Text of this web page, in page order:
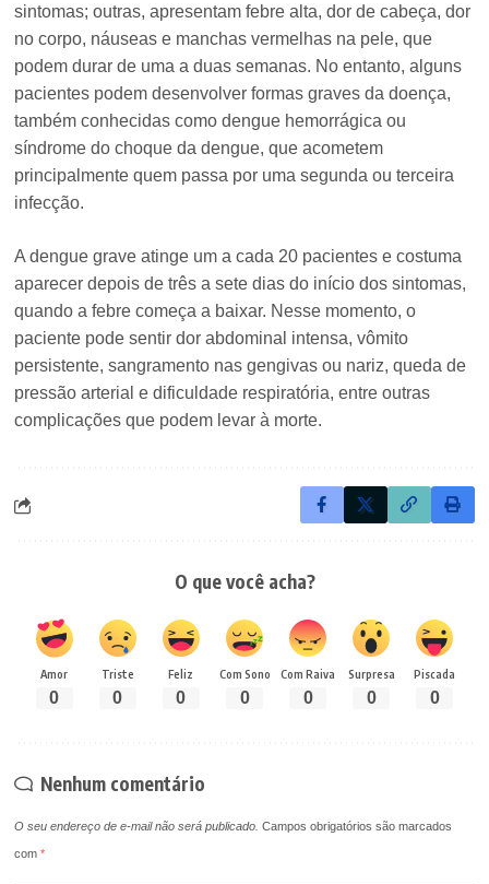
sintomas; outras, apresentam febre alta, dor de cabeça, dor
no corpo, náuseas e manchas vermelhas na pele, que
podem durar de uma a duas semanas. No entanto, alguns
pacientes podem desenvolver formas graves da doença,
também conhecidas como dengue hemorrágica ou
síndrome do choque da dengue, que acometem
principalmente quem passa por uma segunda ou terceira
infecção.
A dengue grave atinge um a cada 20 pacientes e costuma
aparecer depois de três a sete dias do início dos sintomas,
quando a febre começa a baixar. Nesse momento, o
paciente pode sentir dor abdominal intensa, vômito
persistente, sangramento nas gengivas ou nariz, queda de
pressão arterial e dificuldade respiratória, entre outras
complicações que podem levar à morte.
O que você acha?
Amor
0
Triste
0
Feliz
0
Com Sono
0
Com Raiva
0
Surpresa
0
Piscada
0
Nenhum comentário
O seu endereço de e-mail não será publicado. Campos obrigatórios são marcados
com*